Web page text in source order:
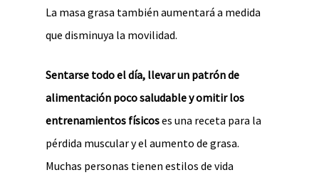
La masa grasa también aumentará a medida
que disminuya la movilidad.
Sentarse todo el día, llevar un patrón de
alimentación poco saludable y omitir los
entrenamientos físicoses una receta para la
pérdida muscular y el aumento de grasa.
Muchas personas tienen estilos de vida